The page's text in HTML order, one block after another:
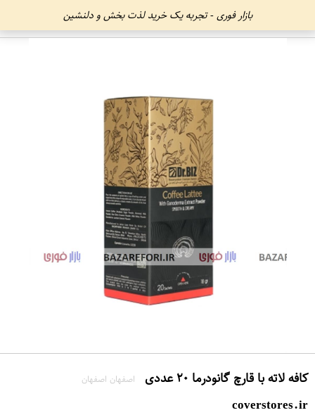
بازار فوری - تجربه یک خرید لذت بخش و دلنشین
کافه لاته با قارچ گانودرما ۲۰ عددی اصفهان اصفهان
coverstores.ir